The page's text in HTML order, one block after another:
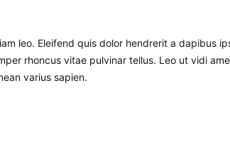
leo. Eleifend quis dolor hendrerit a dapibus
rhoncus vitae pulvinar tellus. Leo ut vidi
varius sapien.